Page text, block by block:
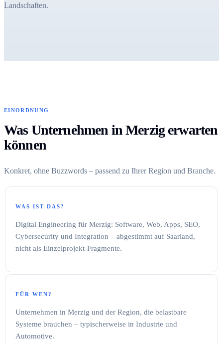
Landschaften.
EINORDNUNG
Was Unternehmen in Merzig erwarten
können
Konkret, ohne Buzzwords – passend zu Ihrer Region und Branche.
WAS IST DAS?
Digital Engineering für Merzig: Software, Web, Apps, SEO,
Cybersecurity und Integration – abgestimmt auf Saarland,
nicht als Einzelprojekt-Fragmente.
FÜR WEN?
Unternehmen in Merzig und der Region, die belastbare
Systeme brauchen – typischerweise in Industrie und
Automotive.